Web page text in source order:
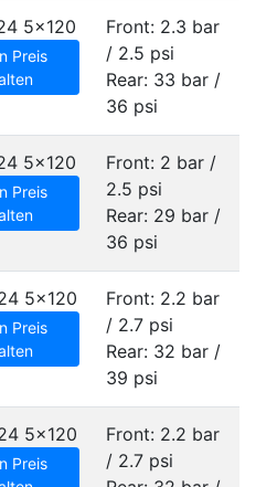
5x120
Preis
Front: 2.3 bar
/ 2.5 psi
Rear: 33 bar /
36 psi
5x120
Preis
Front: 2 bar /
2.5 psi
Rear: 29 bar /
36 psi
5x120
Preis
Front: 2.2 bar
/ 2.7 psi
Rear: 32 bar /
39 psi
5x120
Preis
Front: 2.2 bar
/ 2.7 psi